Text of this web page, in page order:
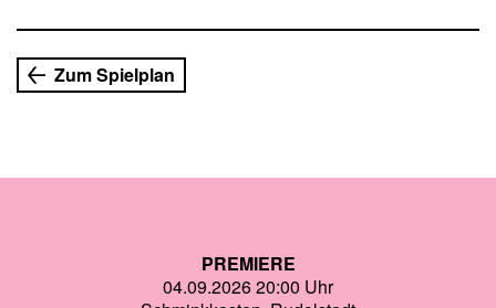
Zum Spielplan
PREMIERE
04.09.2026 20:00 Uhr